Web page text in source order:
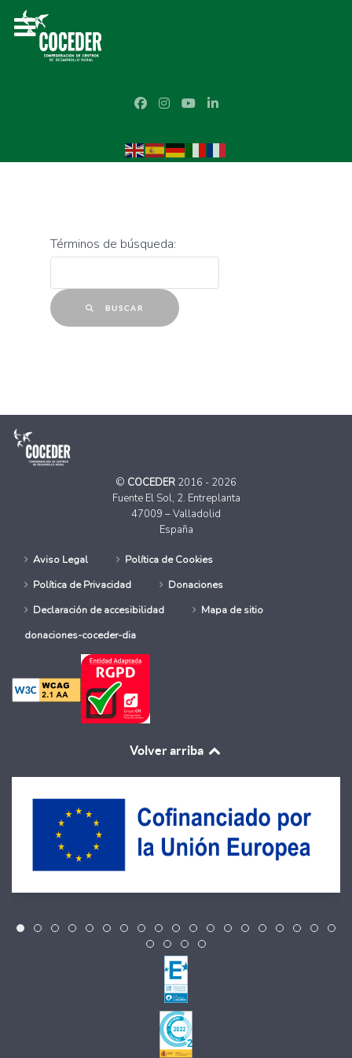
Formulario de búsqueda
Términos de búsqueda:
BUSCAR
© COCEDER 2016 - 2026
Fuente El Sol, 2. Entreplanta
47009 – Valladolid
España
Aviso Legal
Política de Cookies
Política de Privacidad
Donaciones
Declaración de accesibilidad
Mapa de sitio
donaciones-coceder-dia
Volver arriba